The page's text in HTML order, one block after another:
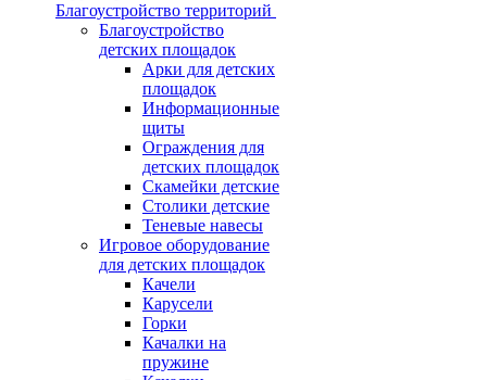
Благоустройство территорий
Благоустройство
детских площадок
Арки для детских
площадок
Информационные
щиты
Ограждения для
детских площадок
Скамейки детские
Столики детские
Теневые навесы
Игровое оборудование
для детских площадок
Качели
Карусели
Горки
Качалки на
пружине